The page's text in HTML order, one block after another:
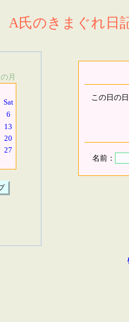
A氏のきまぐれ日
月
Sat
6
13
20
27
この日の
名前：